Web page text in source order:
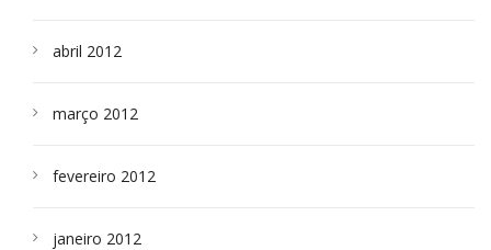
abril 2012
março 2012
fevereiro 2012
janeiro 2012